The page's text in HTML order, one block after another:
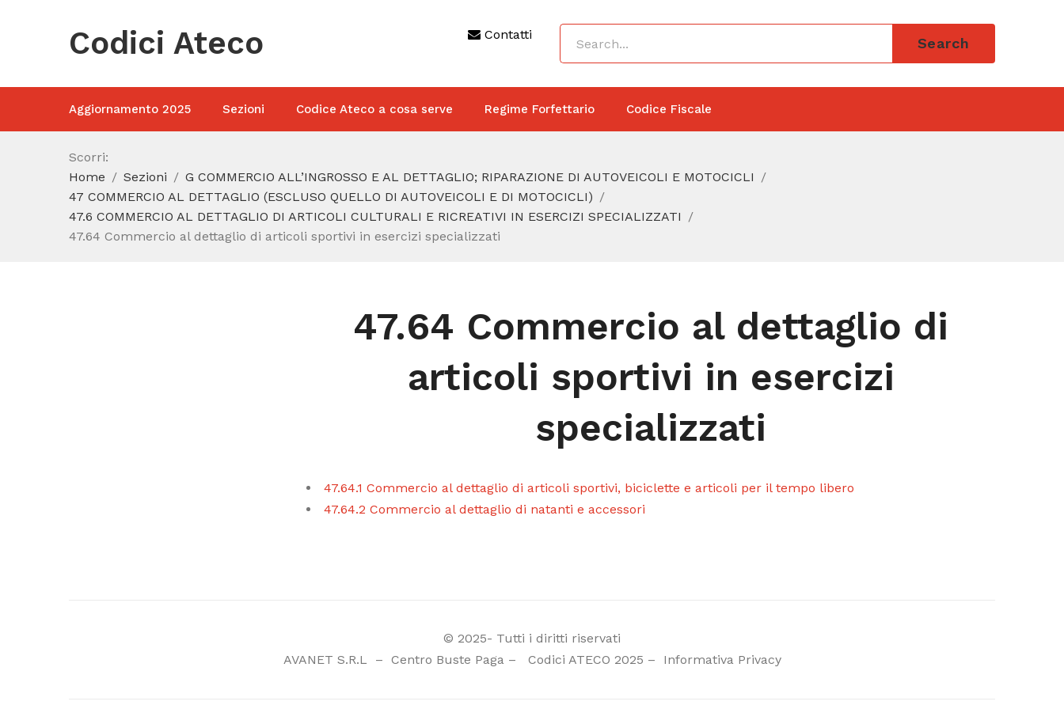
Codici Ateco Contatti
Search
Aggiornamento 2025 Sezioni Codice Ateco a cosa serve Regime Forfettario Codice Fiscale
Scorri:
Home
Sezioni
G COMMERCIO ALL’INGROSSO E AL DETTAGLIO; RIPARAZIONE DI AUTOVEICOLI E MOTOCICLI
47 COMMERCIO AL DETTAGLIO (ESCLUSO QUELLO DI AUTOVEICOLI E DI MOTOCICLI)
47.6 COMMERCIO AL DETTAGLIO DI ARTICOLI CULTURALI E RICREATIVI IN ESERCIZI SPECIALIZZATI
47.64 Commercio al dettaglio di articoli sportivi in esercizi specializzati
47.64 Commercio al dettaglio di
articoli sportivi in esercizi
specializzati
47.64.1 Commercio al dettaglio di articoli sportivi, biciclette e articoli per il tempo libero
47.64.2 Commercio al dettaglio di natanti e accessori
© 2025- Tutti i diritti riservati
AVANET S.R.L
– Centro Buste Paga– Codici ATECO 2025 – Informativa Privacy